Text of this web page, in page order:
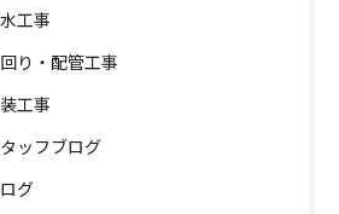
工事
り・配管工事
工事
ッフブログ
グ